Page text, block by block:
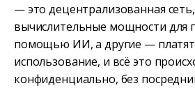
— это децентрализованная
вычислительные мощности для
помощью ИИ, а другие — платят
использование, и всё это
конфиденциально, без